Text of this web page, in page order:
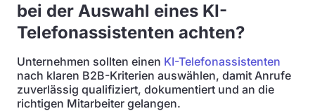
bei der Auswahl eines KI-
Telefonassistenten achten?
Unternehmen sollten einen KI-Telefonassistenten
nach klaren B2B-Kriterien auswählen, damit Anrufe
zuverlässig qualifiziert, dokumentiert und an die
richtigen Mitarbeiter gelangen.